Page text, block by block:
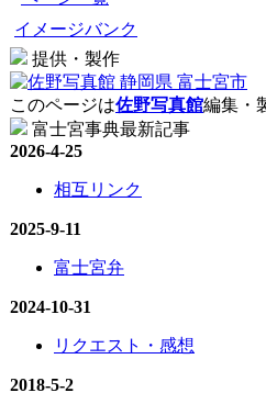
イメージバンク
提供・製作
このページは佐野写真館編集・
富士宮事典最新記事
2026-4-25
相互リンク
2025-9-11
富士宮弁
2024-10-31
リクエスト・感想
2018-5-2